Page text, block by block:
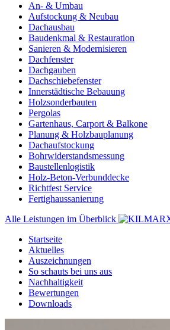
An- & Umbau
Aufstockung & Neubau
Dachausbau
Baudenkmal & Restauration
Sanieren & Modernisieren
Dachfenster
Dachgauben
Dachschiebefenster
Innerstädtische Bebauung
Holzsonderbauten
Pergolas
Gartenhaus, Carport & Balkone
Planung & Holzbauplanung
Dachaufstockung
Bohrwiderstandsmessung
Baustellenlogistik
Holz-Beton-Verbunddecke
Richtfest Service
Fertighaussanierung
Alle Leistungen im Überblick
Startseite
Aktuelles
Auszeichnungen
So schauts bei uns aus
Nachhaltigkeit
Bewertungen
Downloads